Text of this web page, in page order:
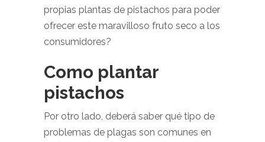
propias plantas de pistachos para poder
ofrecer este maravilloso fruto seco a los
consumidores?
Como plantar
pistachos
Por otro lado, deberá saber qué tipo de
problemas de plagas son comunes en